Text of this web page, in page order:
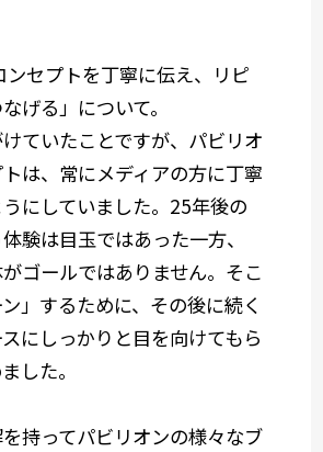
セプトを丁寧に伝え、リピ
げる」 について。
ていたことですが、 パビリオ
は、常にメディアの方に丁寧
にしていました。25年後の
験は目玉ではあった一方、
ゴールではありません。そこ
」するために、その後に続く
にしっかりと目を向けてもら
した。
持ってパビリオンの様々なブ